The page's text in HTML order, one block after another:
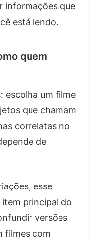
informações que
está lendo.
quem
escolha um filme
que chamam
correlatas no
de
esse
principal do
versões
filmes com